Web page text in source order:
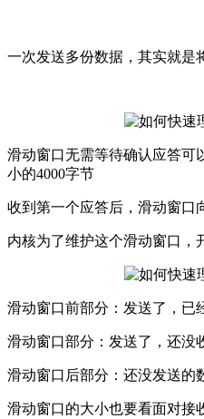
一次发送多份数据，其实就是
滑动窗口无需等待确认应答可
小的4000字节
收到第一个应答后，滑动窗口
内核为了维护这个滑动窗口，
滑动窗口前部分：发送了，已
滑动窗口部分：发送了，还没
滑动窗口后部分：还没发送的
滑动窗口的大小也要看面对接